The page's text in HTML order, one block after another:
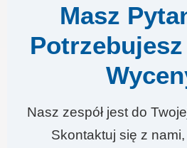
Masz
Nasz zespół jest do
Skontaktuj się z